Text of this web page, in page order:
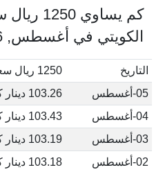
كم يساوي
الكويتي في أغسطس, 2026
التاريخ
1250 ريال سعودي إلى دينار كويتي
05-أغسطس
103.26 دينار كويتي
04-أغسطس
103.43 دينار كويتي
03-أغسطس
103.19 دينار كويتي
02-أغسطس
103.18 دينار كويتي